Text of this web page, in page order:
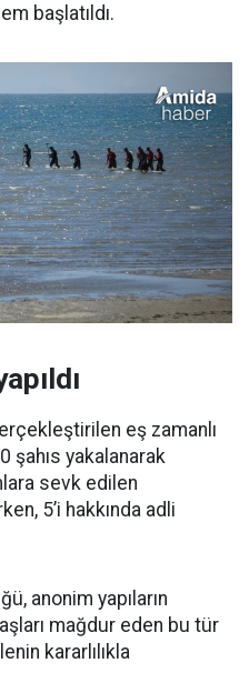
başlatıldı.
eş zamanlı
şahıs yakalanarak
sevk edilen
5’i hakkında adli
anonim yapıların
mağdur eden bu tür
kararlılıkla